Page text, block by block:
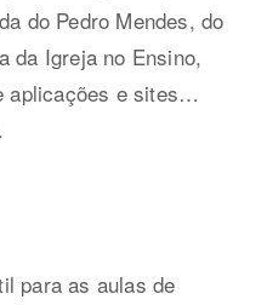
do Pedro Mendes, do
da Igreja no Ensino,
aplicações e sites…
para as aulas de